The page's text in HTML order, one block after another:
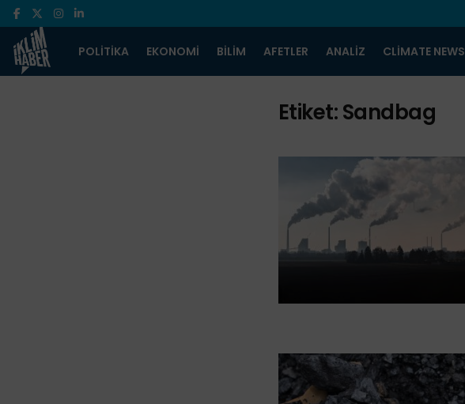
POLITIKA EKONOMI BILIM AFETLER ANALIZ CLIMATE NEWS
Etiket:Sandbag